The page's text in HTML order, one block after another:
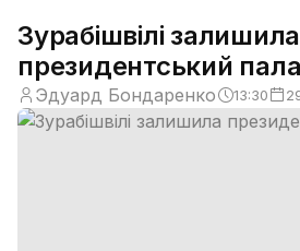
Зурабішвілі залишила
президентський
Эдуард Бондаренко 13:30